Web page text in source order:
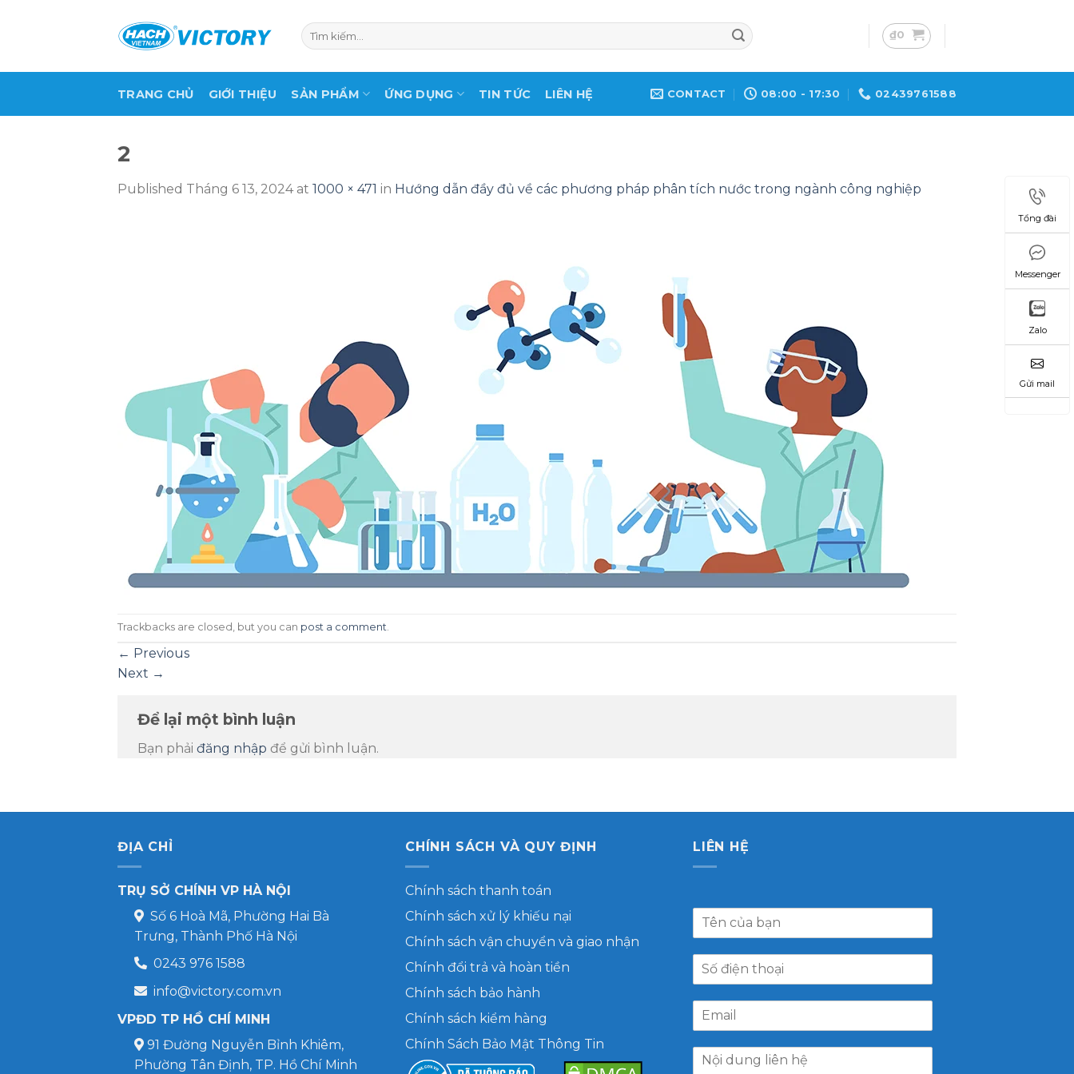
Tìm
kiếm:
₫0
TRANG CHỦ GIỚI THIỆU SẢN PHẨM ỨNG DỤNG TIN TỨC LIÊN HỆ CONTACT 08:00 - 17:30 02439761588
2
Published Tháng 6 13, 2024at 1000 × 471 in Hướng dẫn đầy đủ về các phương pháp phân tích nước trong ngành công nghiệp
Trackbacks are closed, but you can post a comment
← Previous
Next →
Để lại một bình luận
Bạn phải đăng nhập để gửi bình luận.
ĐỊA CHỈ
TRỤ SỞ CHÍNH VP HÀ NỘI
Số 6 Hoà Mã, Phường Hai Bà
Trưng, Thành Phố Hà Nội
0243 976 1588
info@victory.com.vn
VPĐD TP HỒ CHÍ MINH
91 Đường Nguyễn Bỉnh Khiêm,
Phường Tân Định, TP. Hồ Chí Minh
CHÍNH SÁCH VÀ QUY ĐỊNH
Chính sách thanh toán
Chính sách xử lý khiếu nại
Chính sách vận chuyển và giao nhận
Chính đổi trả và hoàn tiền
Chính sách bảo hành
Chính sách kiểm hàng
Chính Sách Bảo Mật Thông Tin
LIÊN HỆ
Tổng đài
Messenger
Zalo
Gửi mail